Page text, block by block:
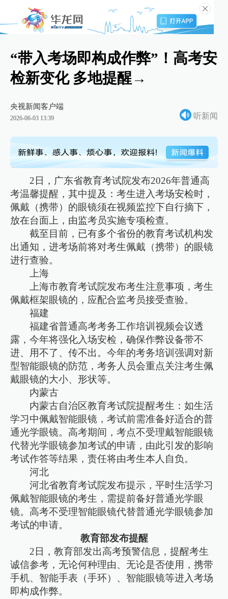
“带入考场即构成作弊”！高考安
检新变化 多地提醒→
央视新闻客户端
2026-06-03 13:39 听新闻
2日，广东省教育考试院发布2026年普通高
考温馨提醒，其中提及：考生进入考场安检时，
佩戴（携带）的眼镜须在视频监控下自行摘下，
放在台面上，由监考员实施专项检查。
截至目前，已有多个省份的教育考试机构发
出通知，进考场前将对考生佩戴（携带）的眼镜
进行查验。
上海
上海市教育考试院发布考生注意事项，考生
佩戴框架眼镜的，应配合监考员接受查验。
福建
福建省普通高考考务工作培训视频会议透
露，今年将强化入场安检，确保作弊设备带不
进、用不了、传不出。今年的考务培训强调对新
型智能眼镜的防范，考务人员会重点关注考生佩
戴眼镜的大小、形状等。
内蒙古
内蒙古自治区教育考试院提醒考生：如生活
学习中佩戴智能眼镜，考试前需准备好适合的普
通光学眼镜。高考期间，考点不受理戴智能眼镜
代替光学眼镜参加考试的申请，由此引发的影响
考试作答等结果，责任将由考生本人自负。
河北
河北省教育考试院发布提示，平时生活学习
佩戴智能眼镜的考生，需提前备好普通光学眼
镜。高考不受理智能眼镜代替普通光学眼镜参加
考试的申请。
教育部发布提醒
2日，教育部发出高考预警信息，提醒考生
诚信参考，无论何种理由、无论是否使用，携带
手机、智能手表（手环）、智能眼镜等进入考场
即构成作弊。